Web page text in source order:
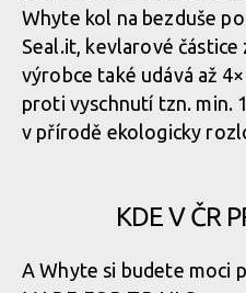
Whyte kol na bezduše
Seal.it, kevlarové částice
výrobce také udává až
proti vyschnutí tzn. min.
v přírodě ekologicky
KDE V ČR
A Whyte si budete moci